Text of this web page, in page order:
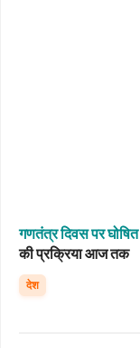
गणतंत्रदिवसपरघोषित
की प्रक्रिया आज तक
देश